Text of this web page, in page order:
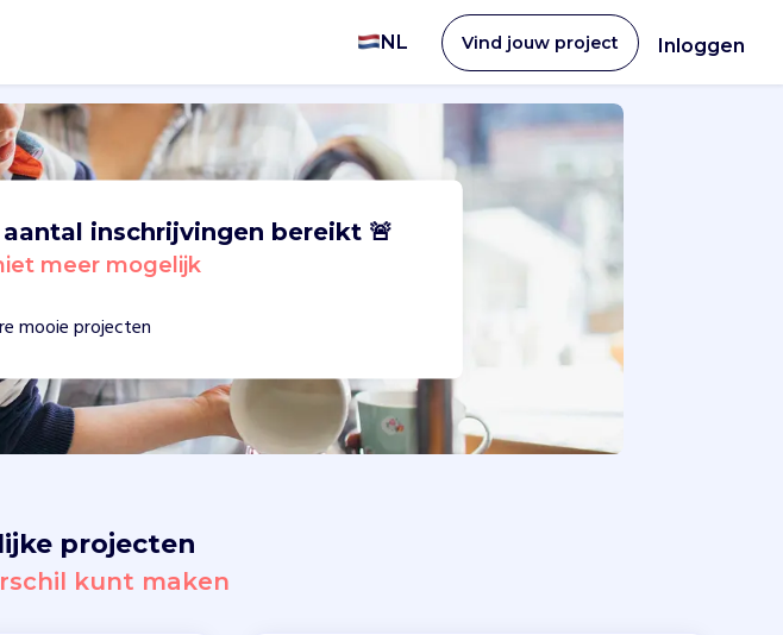
NL Vind jouw project Inloggen
inschrijvingen bereikt 🚨
meer mogelijk
mooie projecten
projecten
kunt maken